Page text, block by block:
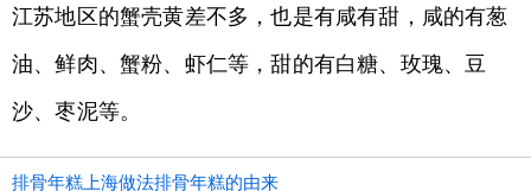
江苏地区的蟹壳黄差不多，也是有咸有甜，咸的有葱
油、鲜肉、蟹粉、虾仁等，甜的有白糖、玫瑰、豆
沙、枣泥等。
排骨年糕上海做法排骨年糕的由来